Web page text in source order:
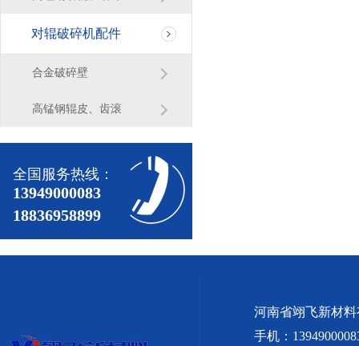
对辊破碎机配件
合金破碎壁
高锰钢辊皮、齿滚
全国服务热线：
13949000083
18836958899
河南省翊飞新材
手机：